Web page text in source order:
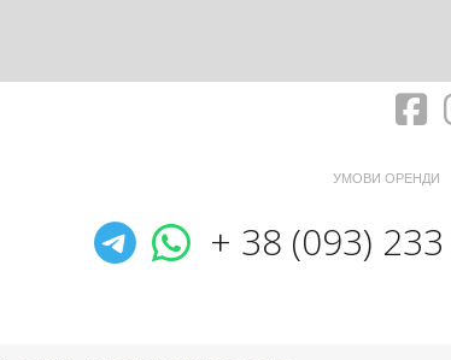
УМОВИ ОРЕНДИ
+ 38 (093)
Telegram